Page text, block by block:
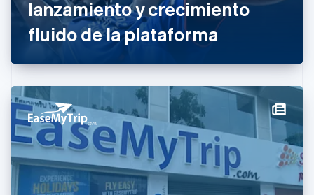
lanzamiento y crecimiento
fluido de la plataforma
Eslovaquia
English
Eslovenia
España
EnglishEspañol简体中文
Estonia
English
Finlandia
EnglishSvenska
Francia
FrançaisEnglish